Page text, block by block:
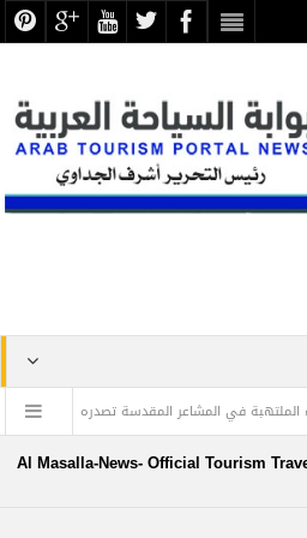
الملتهبة في المشاعر المقدسة تصدره
Al Masalla-News- Official Tourism